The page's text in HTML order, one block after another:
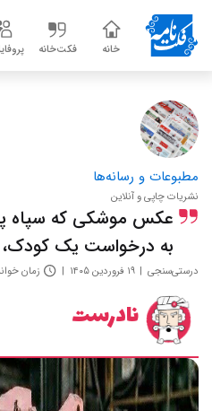
خانه فکت‌خانه
مطبوعات و رسانه‌ها
نشریات چاپی و آنلاین
عکس موشکی که سپاه
به درخواست یک کودک،
درستی‌سنجی ۱۹ فروردین ۱۴۰۵ زمان خواندن:
نادرست